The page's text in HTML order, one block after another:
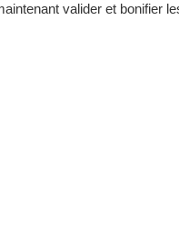
valider et bonifier